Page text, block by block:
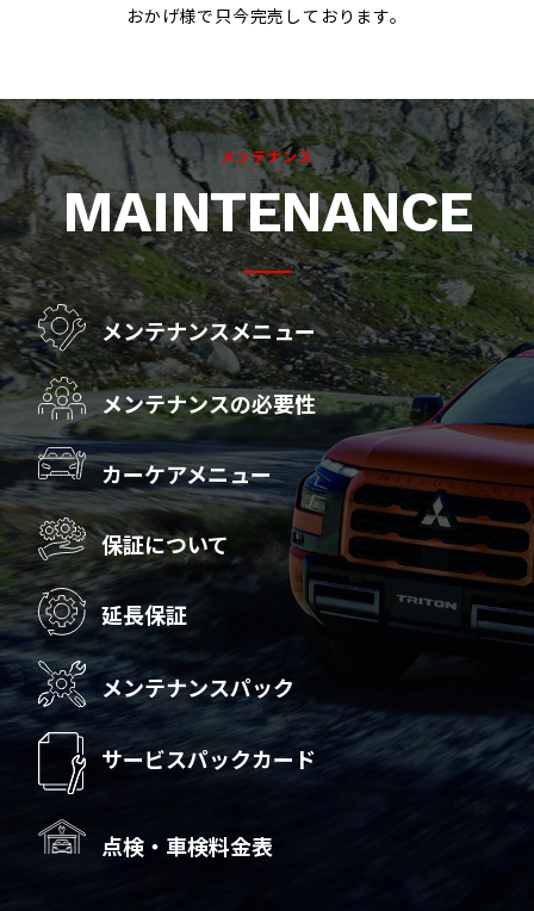
「JAPAN MOBILITY SHOW BIZWEEK 2024」に出展します！
クロスオーバーSUV『アウトランダー』PHEVモデルを大幅改良し、
25年春に欧州で発売します。
2024.9.9
「4WD登坂キット体験イベント」の参加者が20万人突破しました。
2024.8.20
アジアクロスカントリーラリー2024で「チーム三菱ラリーアート」
田口勝彦選手が総合5位入賞
2024.8.5
新型コンパクトSUV『エクスフォース』が2024年「ASEAN NCAP」
で最高評価となる5☆を獲得
2024.8.1
クロスオーバーSUV『アウトランダー』を大幅改良して今秋より発
売
2024.7.10
「人とくるまのテクノロジー展2024 NAGOYA」に出展
2024.7.03
レッドブル・ジャパン株式会社とパートナーシップを締結、DJブー
スを搭載した『トライトン』のイベントカーがレッドブルのダンス
イベントで音響を提供
2024.6.26
ます。料金表はこちら
おかげ様で只今完売しております。
メンテナンス
MAINTENANCE
メンテナンスメニュー
メンテナンスの必要性
カーケアメニュー
保証について
延長保証
メンテナンスパック
サービスパックカード
点検・車検料金表